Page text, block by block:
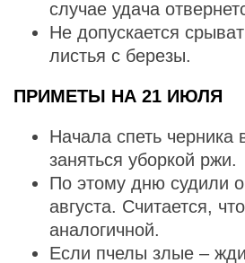
случае удача
Не допускается
листья с березы.
ПРИМЕТЫ НА 21 ИЮЛЯ
Начала спеть черника
заняться уборкой ржи.
По этому дню судили
августа. Считается,
аналогичной.
Если пчелы злые –